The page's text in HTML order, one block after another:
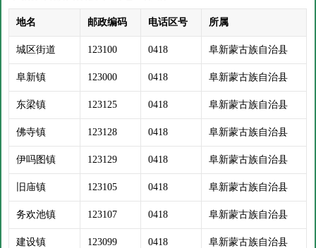
地名 邮政编码 电话区号 所属
城区街道 123100 0418 阜新蒙古族自治县
阜新镇 123000 0418 阜新蒙古族自治县
东梁镇 123125 0418 阜新蒙古族自治县
佛寺镇 123128 0418 阜新蒙古族自治县
伊吗图镇 123129 0418 阜新蒙古族自治县
旧庙镇 123105 0418 阜新蒙古族自治县
务欢池镇 123107 0418 阜新蒙古族自治县
建设镇 123099 0418 阜新蒙古族自治县